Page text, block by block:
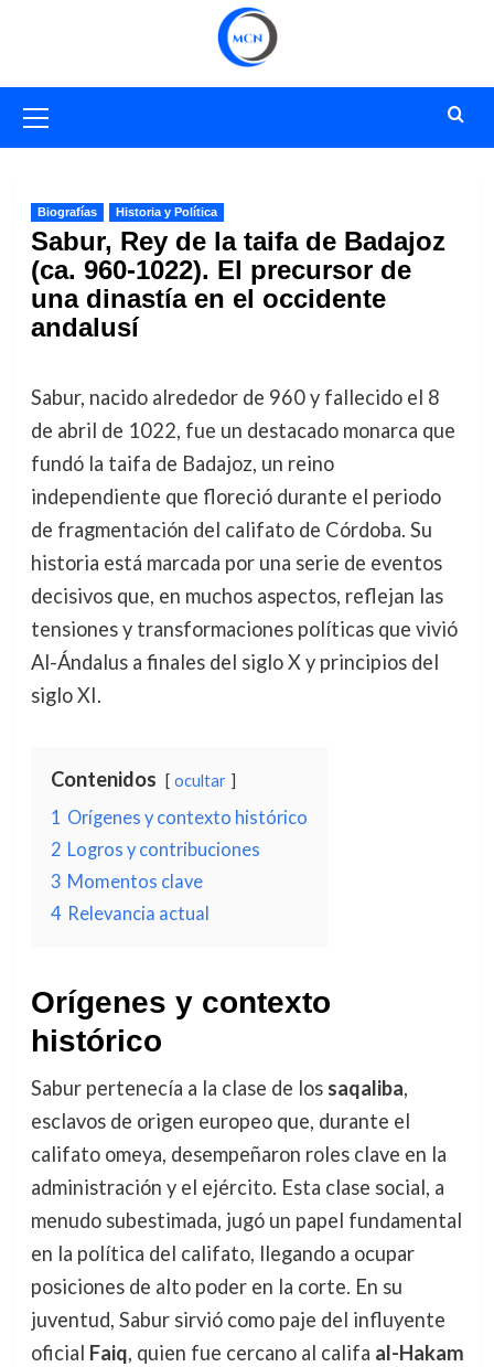
primario
Biografías Historia y Política
Sabur, Rey de la taifa de Badajoz
(ca. 960-1022). El precursor de
una dinastía en el occidente
andalusí
Sabur, nacido alrededor de 960 y fallecido el 8
de abril de 1022, fue un destacado monarca que
fundó la taifa de Badajoz, un reino
independiente que floreció durante el periodo
de fragmentación del califato de Córdoba. Su
historia está marcada por una serie de eventos
decisivos que, en muchos aspectos, reflejan las
tensiones y transformaciones políticas que vivió
Al-Ándalus a finales del siglo X y principios del
siglo XI.
Contenidos ocultar
1 Orígenes y contexto histórico
2 Logros y contribuciones
3 Momentos clave
4 Relevancia actual
Orígenes y contexto
histórico
Sabur pertenecía a la clase de los saqaliba,
esclavos de origen europeo que, durante el
califato omeya, desempeñaron roles clave en la
administración y el ejército. Esta clase social, a
menudo subestimada, jugó un papel fundamental
en la política del califato, llegando a ocupar
posiciones de alto poder en la corte. En su
juventud, Sabur sirvió como paje del influyente
oficial Faiq, quien fue cercano al califa al-Hakam